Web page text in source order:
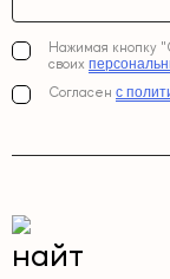
Нажимая кнопку
своих
Согласен с